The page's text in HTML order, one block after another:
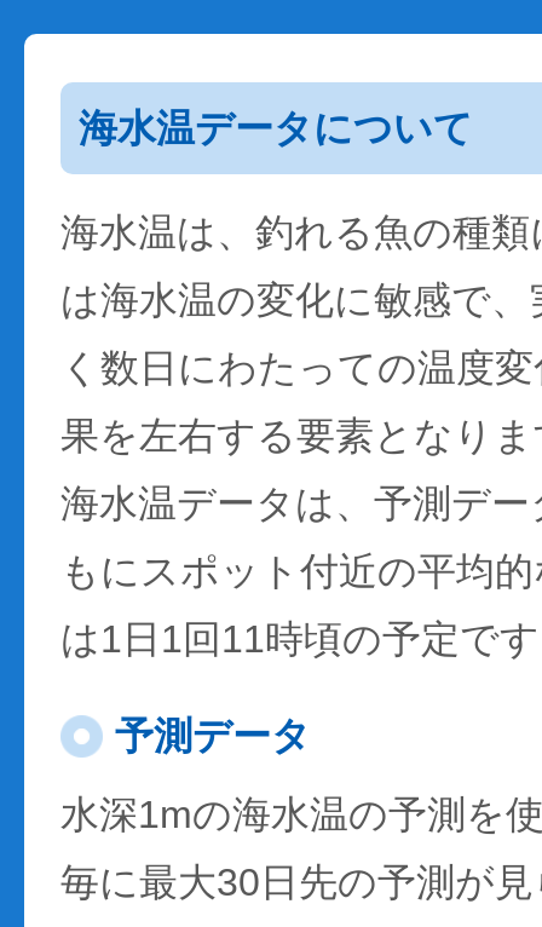
海水温データについて
海水温は、釣れる魚の種
は海水温の変化に敏感で
く数日にわたっての温度
果を左右する要素となり
海水温データは、予測デ
もにスポット付近の平均
は1日1回11時頃の予定で
予測データ
水深1mの海水温の予測を
毎に最大30日先の予測が